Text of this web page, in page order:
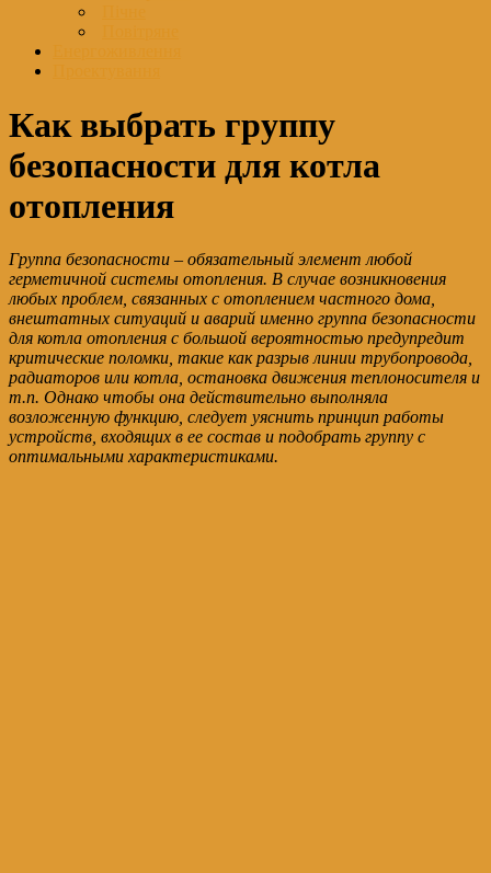
Как выбрать группу
безопасности для котла
отопления
Группа безопасности – обязательный элемент любой
герметичной системы отопления. В случае возникновения
любых проблем, связанных с отоплением частного дома,
внештатных ситуаций и аварий именно группа безопасности
для котла отопления с большой вероятностью предупредит
критические поломки, такие как разрыв линии трубопровода,
радиаторов или котла, остановка движения теплоносителя и
т.п. Однако чтобы она действительно выполняла
возложенную функцию, следует уяснить принцип работы
устройств, входящих в ее состав и подобрать группу с
оптимальными характеристиками.